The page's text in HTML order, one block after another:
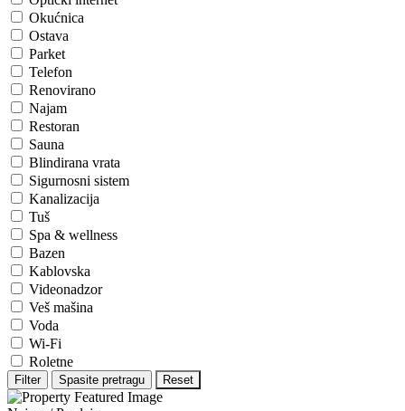
Okućnica
Ostava
Parket
Telefon
Renovirano
Najam
Restoran
Sauna
Blindirana vrata
Sigurnosni sistem
Kanalizacija
Tuš
Spa & wellness
Bazen
Kablovska
Videonadzor
Veš mašina
Voda
Wi-Fi
Roletne
Filter Spasite pretragu Reset